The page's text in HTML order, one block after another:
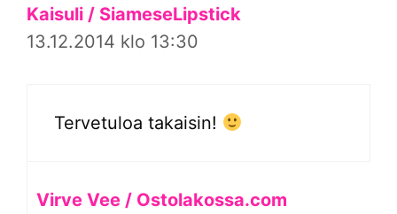
Kaisuli / SiameseLipstick
13.12.2014 klo 13:30
Tervetuloa takaisin!
Virve Vee / Ostolakossa.com